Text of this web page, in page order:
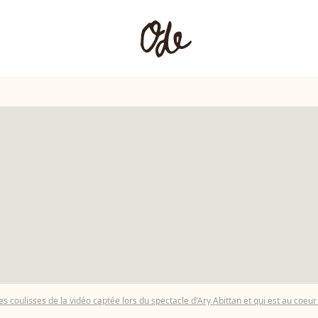
coulisses de la vidéo captée lors du spectacle d'Ary Abittan et qui est au